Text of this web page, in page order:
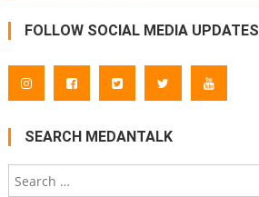
FOLLOW SOCIAL MEDIA UPDATES
SEARCH MEDANTALK